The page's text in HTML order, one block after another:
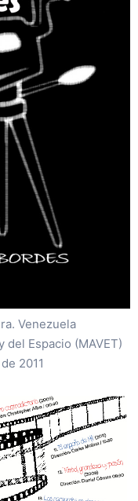
Venezuela
Espacio (MAVET)
2011